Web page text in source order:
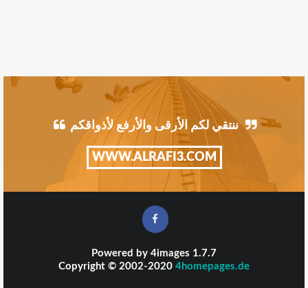
ننتقي لكم الأرقى والأرفع لأذواقكم
WWW.ALRAFI3.COM
Powered by 4images 1.7.7
Copyright © 2002-2020 4homepages.de